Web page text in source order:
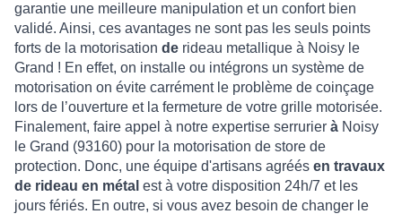
garantie une meilleure manipulation et un confort bien
validé. Ainsi, ces avantages ne sont pas les seuls points
forts de la motorisation de rideau metallique à Noisy le
Grand ! En effet, on installe ou intégrons un système de
motorisation on évite carrément le problème de coinçage
lors de l’ouverture et la fermeture de votre grille motorisée.
Finalement, faire appel à notre expertise serrurier à Noisy
le Grand (93160) pour la motorisation de store de
protection. Donc, une équipe d'artisans agréés en travaux
de rideau en métal est à votre disposition 24h/7 et les
jours fériés. En outre, si vous avez besoin de changer le